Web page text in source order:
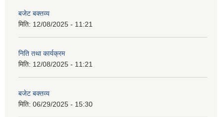
बजेट बक्तव्य
मिति: 12/08/2025 - 11:21
निति तथा कार्यक्रम
मिति: 12/08/2025 - 11:21
बजेट बक्तव्य
मिति: 06/29/2025 - 15:30